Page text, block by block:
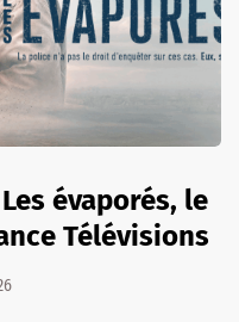
évaporés, le
Télévisions